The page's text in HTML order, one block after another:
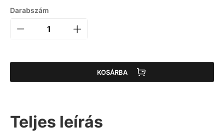
Darabszám
KOSÁRBA
Teljes leírás